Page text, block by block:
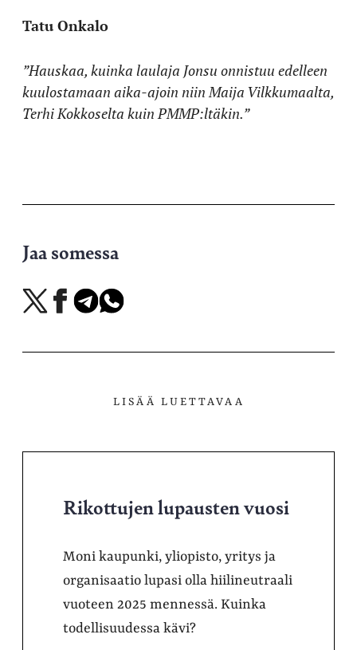
Tatu Onkalo
”Hauskaa, kuinka laulaja Jonsu onnistuu edelleen
kuulostamaan aika-ajoin niin Maija Vilkkumaalta,
Terhi Kokkoselta kuin PMMP:ltäkin.”
Jaa somessa
Jaa
X-
Jaa
Facebookissa
Jaa
Telegramissa
Jaa
WhatsAppissa
LISÄÄ LUETTAVAA
Rikottujen lupausten vuosi
Moni kaupunki, yliopisto, yritys ja
organisaatio lupasi olla hiilineutraali
vuoteen 2025 mennessä. Kuinka
todellisuudessa kävi?